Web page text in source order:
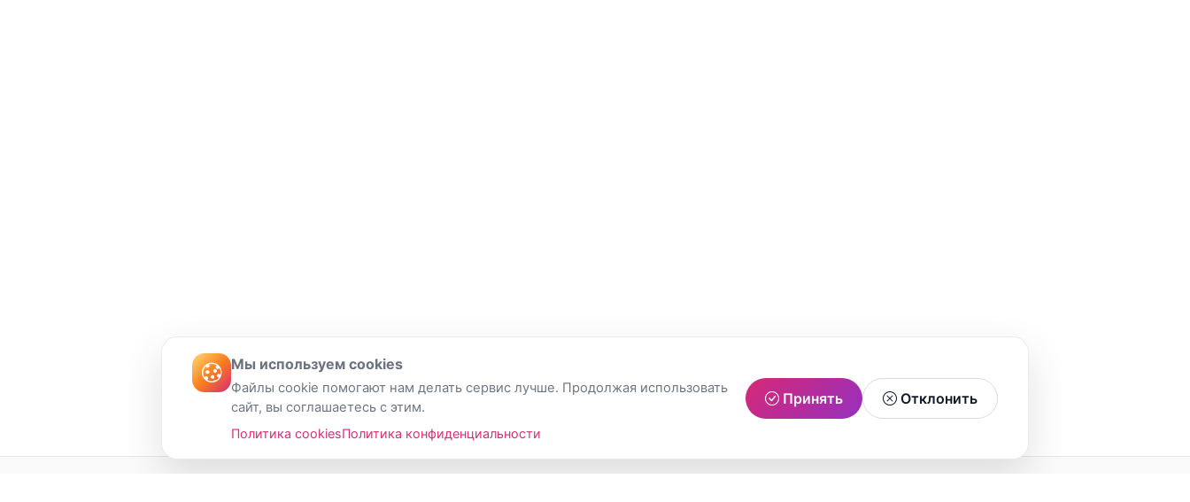
Мы используем cookies
Файлы cookie помогают нам делать сервис лучше. Продолжая использовать
сайт, вы соглашаетесь с этим.
Политика cookiesПолитика конфиденциальности
Принять Отклонить